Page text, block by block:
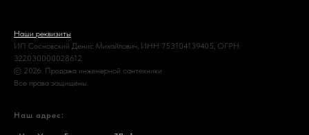
Наши реквизиты
ИП Сосновский Денис Михайлович, ИНН 753104139405, ОГРН:
322030000028612
© 2026. Продажа инженерной сантехники
Все права защищены.
Наш адрес: